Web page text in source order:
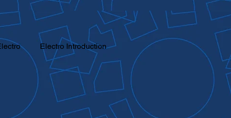
Electro Introduction
Thermo Forming